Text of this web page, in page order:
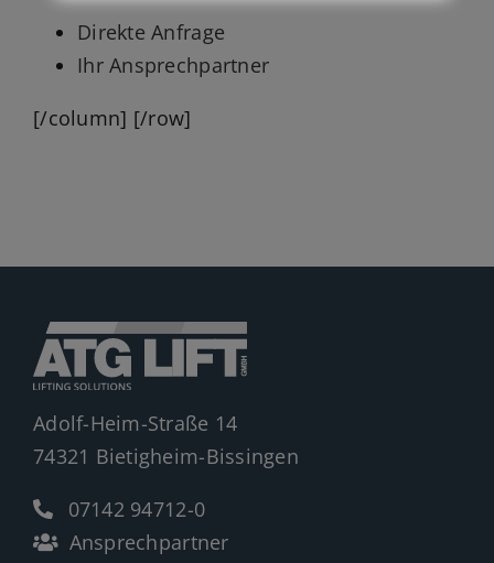
Direkte Anfrage
Ihr Ansprechpartner
[/column] [/row]
Adolf-Heim-Straße 14
74321 Bietigheim-Bissingen
07142 94712-0
Ansprechpartner